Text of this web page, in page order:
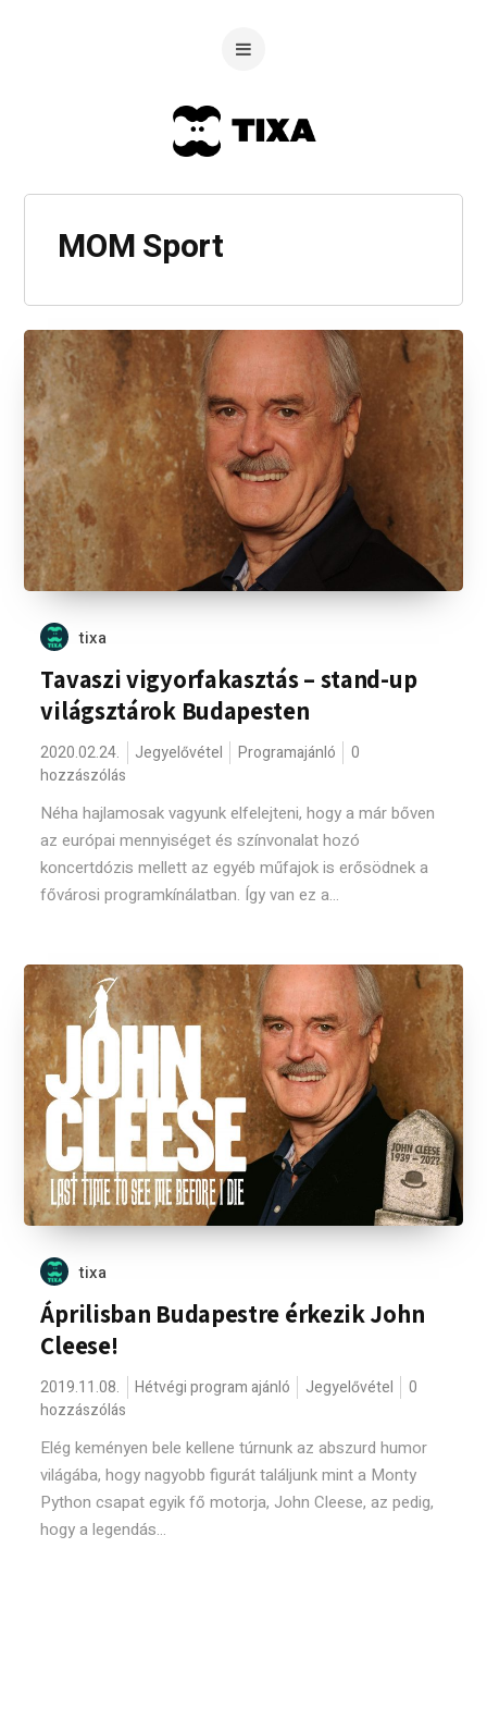
MOM Sport
tixa
Tavaszi vigyorfakasztás – stand-up
világsztárok Budapesten
2020.02.24. Jegyelővétel Programajánló
0
hozzászólás
Néha hajlamosak vagyunk elfelejteni, hogy a már bőven
az európai mennyiséget és színvonalat hozó
koncertdózis mellett az egyéb műfajok is erősödnek a
fővárosi programkínálatban. Így van ez a...
tixa
Áprilisban Budapestre érkezik John
Cleese!
2019.11.08. Hétvégi program ajánló Jegyelővétel
0
hozzászólás
Elég keményen bele kellene túrnunk az abszurd humor
világába, hogy nagyobb figurát találjunk mint a Monty
Python csapat egyik fő motorja, John Cleese, az pedig,
hogy a legendás...